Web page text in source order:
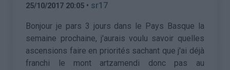
25/10/2017 20:05 • sr17
Bonjour je pars 3 jours dans le Pays Basque la
semaine prochaine, j'aurais voulu savoir quelles
ascensions faire en priorités sachant que j'ai déjà
franchi le mont artzamendi donc pas au